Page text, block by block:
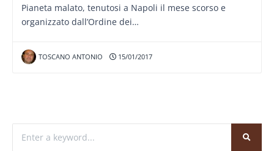
Pianeta malato, tenutosi a Napoli il mese scorso e
organizzato dall’Ordine dei…
TOSCANO ANTONIO 15/01/2017